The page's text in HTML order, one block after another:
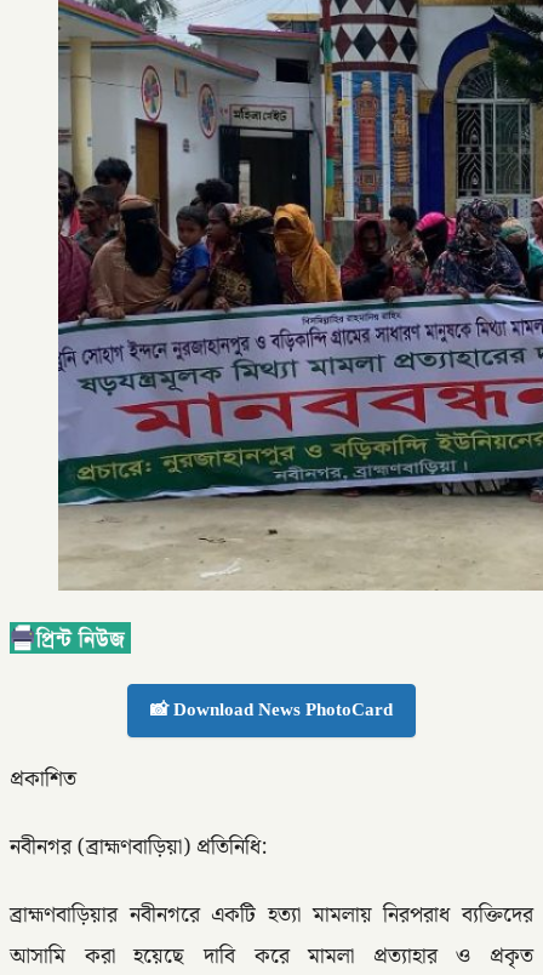
📸 Download News PhotoCard
প্রকাশিত
নবীনগর (ব্রাহ্মণবাড়িয়া) প্রতিনিধি:
ব্রাহ্মণবাড়িয়ার নবীনগরে একটি হত্যা মামলায় নিরপরাধ ব্যক্তিদের
আসামি করা হয়েছে দাবি করে মামলা প্রত্যাহার ও প্রকৃত